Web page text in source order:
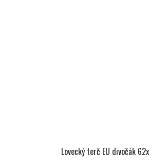
Lovecký terč EU divočák